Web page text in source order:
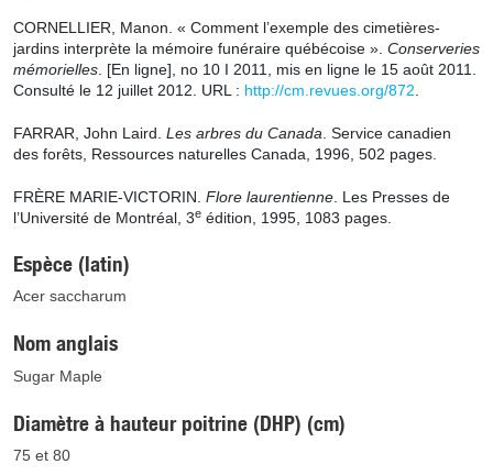
CORNELLIER, Manon. « Comment l’exemple des cimetières-
jardins interprète la mémoire funéraire québécoise ». Conserveries
mémorielles . [En ligne], no 10 I 2011, mis en ligne le 15 août 2011.
Consulté le 12 juillet 2012. URL : http://cm.revues.org/872
FARRAR, John Laird. Les arbres du Canada . Service canadien
des forêts, Ressources naturelles Canada, 1996, 502 pages.
FRÈRE MARIE-VICTORIN. Flore laurentienne . Les Presses de
l’Université de Montréal, 3e édition, 1995, 1083 pages.
Espèce (latin)
Acer saccharum
Nom anglais
Sugar Maple
Diamètre à hauteur poitrine (DHP) (cm)
75 et 80